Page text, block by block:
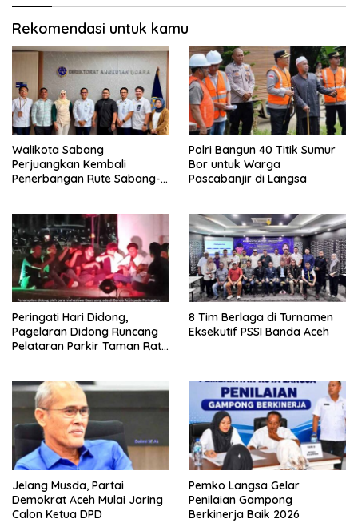
Rekomendasi untuk kamu
Walikota Sabang
Perjuangkan Kembali
Penerbangan Rute Sabang-
Polri Bangun 40 Titik Sumur
Bor untuk Warga
Pascabanjir di Langsa
Peringati Hari Didong,
Pagelaran Didong Runcang
Pelataran Parkir Taman Ratu
8 Tim Berlaga di Turnamen
Eksekutif PSSI Banda Aceh
Jelang Musda, Partai
Demokrat Aceh Mulai Jaring
Calon Ketua DPD
Pemko Langsa Gelar
Penilaian Gampong
Berkinerja Baik 2026